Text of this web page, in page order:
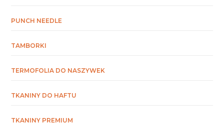
PUNCH NEEDLE
TAMBORKI
TERMOFOLIA DO NASZYWEK
TKANINY DO HAFTU
TKANINY PREMIUM